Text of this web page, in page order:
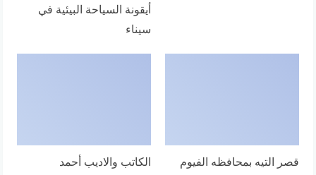
أيقونة السياحة البيئية في
سيناء
قصر التيه بمحافظه الفيوم
الكاتب والاديب أحمد